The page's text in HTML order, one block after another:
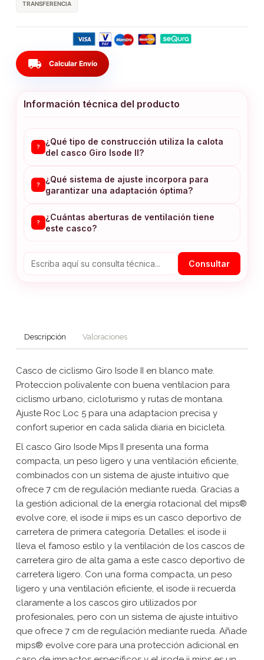
TRANSFERENCIA
local_shipping Calcular Envío
Información técnica del producto
?
¿Qué tipo de construcción utiliza la calota
del casco Giro Isode II?
?
¿Qué sistema de ajuste incorpora para
garantizar una adaptación óptima?
?
¿Cuántas aberturas de ventilación tiene
este casco?
Consultar
Descripción Valoraciones
Casco de ciclismo Giro Isode II en blanco mate.
Proteccion polivalente con buena ventilacion para
ciclismo urbano, cicloturismo y rutas de montana.
Ajuste Roc Loc 5 para una adaptacion precisa y
confort superior en cada salida diaria en bicicleta.
El casco Giro Isode Mips II presenta una forma
compacta, un peso ligero y una ventilación eficiente,
combinados con un sistema de ajuste intuitivo que
ofrece 7 cm de regulación mediante rueda. Gracias a
la gestión adicional de la energía rotacional del mips®
evolve core, el isode ii mips es un casco deportivo de
carretera de primera categoría. Detalles: el isode ii
lleva el famoso estilo y la ventilación de los cascos de
carretera giro de alta gama a este casco deportivo de
carretera ligero. Con una forma compacta, un peso
ligero y una ventilación eficiente, el isode ii recuerda
claramente a los cascos giro utilizados por
profesionales, pero con un sistema de ajuste intuitivo
que ofrece 7 cm de regulación mediante rueda. Añade
mips® evolve core para una protección adicional en